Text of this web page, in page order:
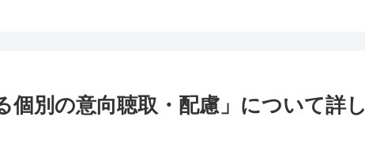
個別の意向聴取・配慮」について詳し